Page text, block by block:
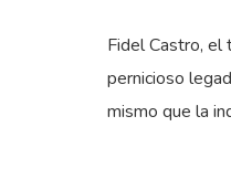
Fidel Castro, el
pernicioso
mismo que la